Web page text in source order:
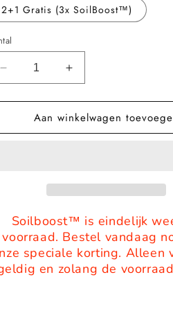
2+1 Gratis (3x SoilBoost™️)
Aantal
verlagen
voor
SoilBoost™️
Breng
weer
tot
leven!
Aantal
verhogen
voor
SoilBoost™️
Breng
weer
tot
leven!
Aan winkelwagen
Soilboost™️ is eindelijk
voorraad. Bestel vandaag
speciale korting. Alleen
en zolang de